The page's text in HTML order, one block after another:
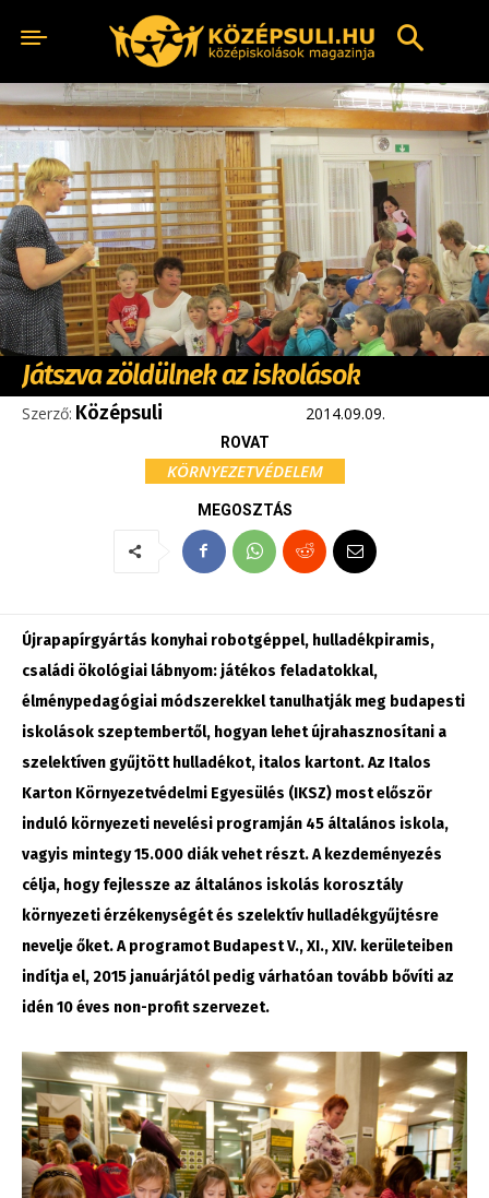
Játszva zöldülnek az iskolások
Szerző: Középsuli 2014.09.09.
ROVAT
KÖRNYEZETVÉDELEM
MEGOSZTÁS
Újrapapírgyártás konyhai robotgéppel, hulladékpiramis,
családi ökológiai lábnyom: játékos feladatokkal,
élménypedagógiai módszerekkel tanulhatják meg budapesti
iskolások szeptembertől, hogyan lehet újrahasznosítani a
szelektíven gyűjtött hulladékot, italos kartont. Az Italos
Karton Környezetvédelmi Egyesülés (IKSZ) most először
induló környezeti nevelési programján 45 általános iskola,
vagyis mintegy 15.000 diák vehet részt. A kezdeményezés
célja, hogy fejlessze az általános iskolás korosztály
környezeti érzékenységét és szelektív hulladékgyűjtésre
nevelje őket. A programot Budapest V., XI., XIV. kerületeiben
indítja el, 2015 januárjától pedig várhatóan tovább bővíti az
idén 10 éves non-profit szervezet.